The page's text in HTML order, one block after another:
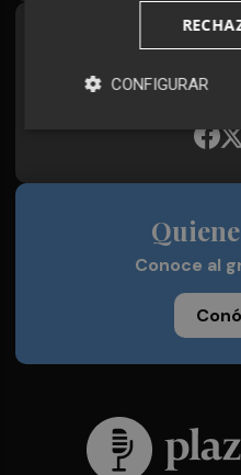
Plaza Podcast,
Conoce al
CONFIGURAR